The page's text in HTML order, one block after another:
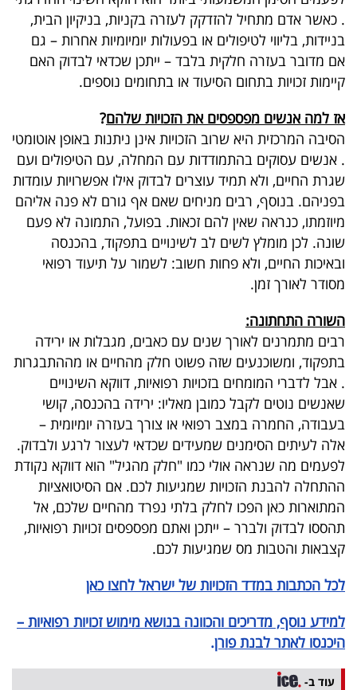
פרסמו
באייס
עקבו
אחרינו:
. כאשר אדם מתחיל להזדקק לעזרה בקניות, בניקיון הבית,
בניידות, בליווי לטיפולים או בפעולות יומיומיות אחרות – גם
אם מדובר בעזרה חלקית בלבד – ייתכן שכדאי לבדוק האם
קיימות זכויות בתחום הסיעוד או בתחומים נוספים.
אז למה אנשים מפספסים את הזכויות שלהם?
הסיבה המרכזית היא שרוב הזכויות אינן ניתנות באופן אוטומטי
. אנשים עסוקים בהתמודדות עם המחלה, עם הטיפולים ועם
שגרת החיים, ולא תמיד עוצרים לבדוק אילו אפשרויות עומדות
בפניהם. בנוסף, רבים מניחים שאם אף גורם לא פנה אליהם
מיוזמתו, כנראה שאין להם זכאות. בפועל, התמונה לא פעם
שונה. לכן מומלץ לשים לב לשינויים בתפקוד, בהכנסה
ובאיכות החיים, ולא פחות חשוב: לשמור על תיעוד רפואי
מסודר לאורך זמן.
השורה התחתונה:
רבים מתמרנים לאורך שנים עם כאבים, מגבלות או ירידה
בתפקוד, ומשוכנעים שזה פשוט חלק מהחיים או מההתבגרות
. אבל לדברי המומחים בזכויות רפואיות, דווקא השינויים
שאנשים נוטים לקבל כמובן מאליו: ירידה בהכנסה, קושי
בעבודה, החמרה במצב רפואי או צורך בעזרה יומיומית –
אלה לעיתים הסימנים שמעידים שכדאי לעצור לרגע ולבדוק.
לפעמים מה שנראה אולי כמו "חלק מהגיל" הוא דווקא נקודת
ההתחלה להבנת הזכויות שמגיעות לכם. אם הסיטואציות
המתוארות כאן הפכו לחלק בלתי נפרד מהחיים שלכם, אל
תהססו לבדוק ולברר – ייתכן ואתם מפספסים זכויות רפואיות,
קצבאות והטבות מס שמגיעות לכם.
לכל הכתבות במדד הזכויות של ישראל לחצו כאן
למידע נוסף, מדריכים והכוונה בנושא מימוש זכויות רפואיות –
היכנסו לאתר לבנת פורן.
עוד ב-